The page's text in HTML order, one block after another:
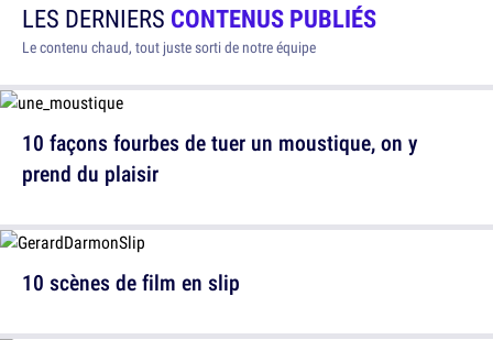
LES DERNIERS CONTENUS PUBLIÉS
Le contenu chaud, tout juste sorti de notre équipe
10 façons fourbes de tuer un moustique, on y
prend du plaisir
10 scènes de film en slip